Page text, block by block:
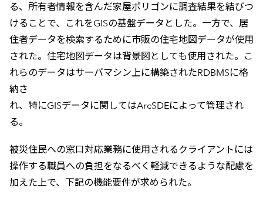
る、所有者情報を含んだ家屋ポリゴンに調査結果を結びつ
けることで、これをGISの基盤データとした。一方で、居
住者データを検索するために市販の住宅地図データが使用
された。住宅地図データは背景図としても使用された。こ
れらのデータはサーバマシン上に構築されたRDBMSに格
納さ
れ、特にGISデータに関してはArcSDEによって管理され
る。
被災住民への窓口対応業務に使用されるクライアントには
操作する職員への負担をなるべく軽減できるような配慮を
加えた上で、下記の機能要件が求められた。